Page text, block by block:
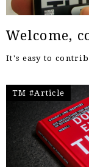
Welcome,
It's easy to
TM #Article